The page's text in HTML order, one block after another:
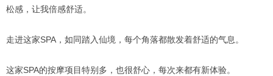
松感，让我倍感舒适。
走进这家SPA，如同踏入仙境，每个角落都散发着舒适的气息。
这家SPA的按摩项目特别多，也很舒心，每次来都有新体验。